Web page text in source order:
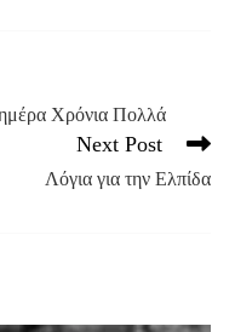
Χρόνια Πολλά
Next Post
Λόγια για την Ελπίδα